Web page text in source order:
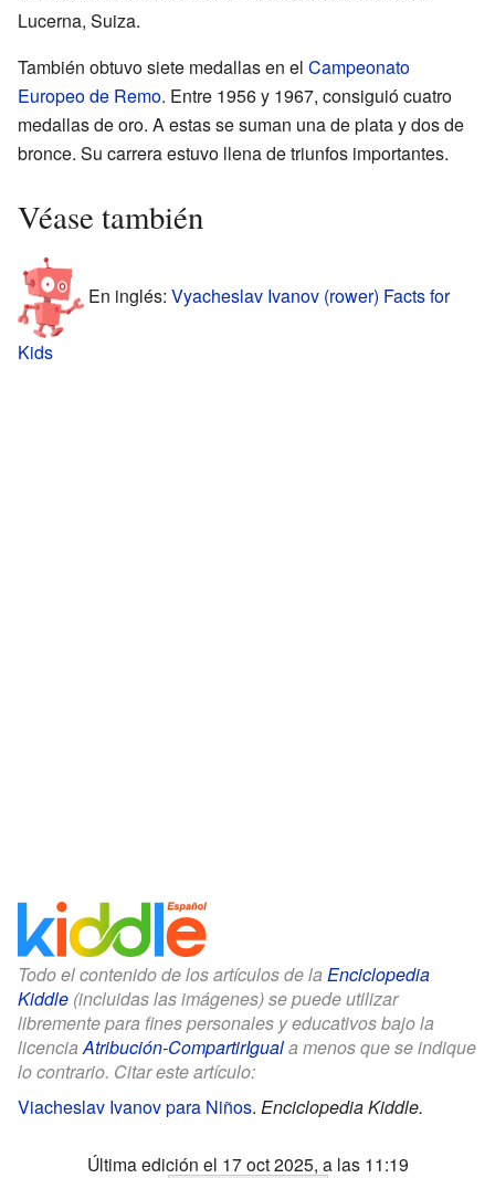
Lucerna, Suiza.
También obtuvo siete medallas en el Campeonato
Europeo de Remo. Entre 1956 y 1967, consiguió cuatro
medallas de oro. A estas se suman una de plata y dos de
bronce. Su carrera estuvo llena de triunfos importantes.
Véase también
En inglés: Vyacheslav Ivanov (rower) Facts for
Kids
Todo el contenido de los artículos de la Enciclopedia
Kiddle (incluidas las imágenes) se puede utilizar
libremente para fines personales y educativos bajo la
licenciaAtribución-CompartirIguala menos que se indique
lo contrario. Citar este artículo:
Viacheslav Ivanov para Niños. Enciclopedia Kiddle.
Última edición el 17 oct 2025, a las 11:19